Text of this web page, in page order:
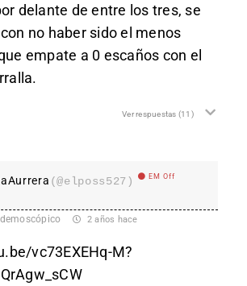
delante de entre los tres, se
no haber sido el menos
empate a 0 escaños con el
Ver respuestas (11)
(@elposs527) EM Off
2 años hace
vc73EXEHq-M?